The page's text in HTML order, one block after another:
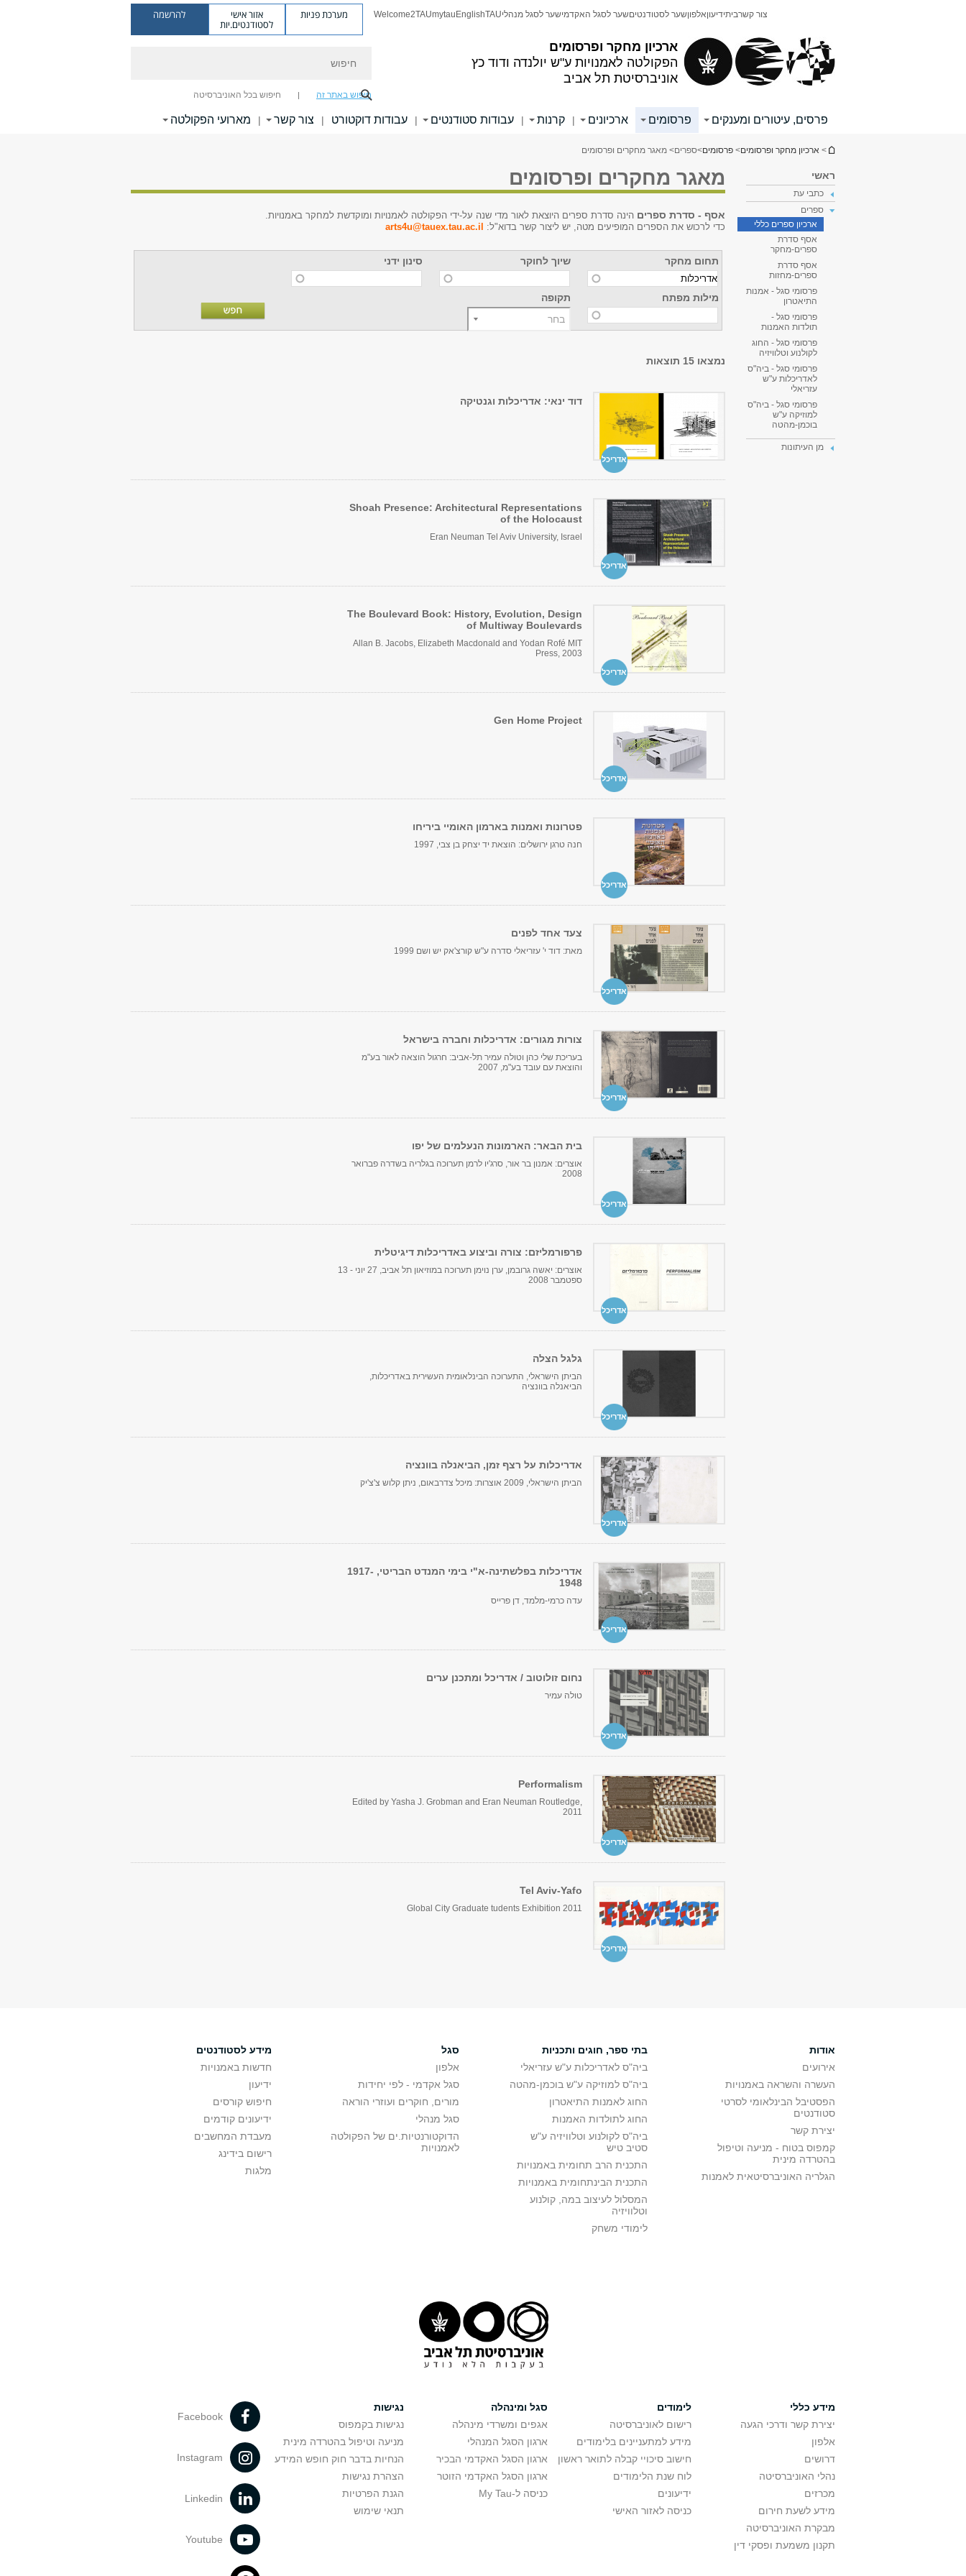
ארכיון מחקר ופרסומים
הפקולטה לאמנויות ע"ש יולנדה ודוד כץ
אוניברסיטת תל אביב
צור קשרביתידיעוןאלפוןשער לסטודנטיםשער לסגל האקדמישער לסגל מנהליTAU
English
mytau
Welcome2TAU מערכת פניות אזור אישי
לסטודנטים.יות
להרשמה
חיפוש באתר זה חיפוש בכל האוניברסיטה
פרסים, עיטורים ומענקים פרסומים ארכיונים | קרנות | עבודות סטודנטים | עבודות דוקטורט | צור קשר | מארועי הפקולטה
הינך נמצא כאן
> ארכיון מחקר ופרסומים> פרסומים>ספרים> מאגר מחקרים ופרסומים
ראשי
כתבי עת
ספרים
ארכיון ספרים כללי
אסף סדרת
ספרים-מחקר
אסף סדרת
ספרים-מחזות
פרסומי סגל - אמנות
התיאטרון
פרסומי סגל -
תולדות האמנות
פרסומי סגל - החוג
לקולנוע וטלוויזיה
פרסומי סגל - ביה"ס
לאדריכלות ע"ש
עזריאלי
פרסומי סגל - ביה"ס
למוזיקה ע"ש
בוכמן-מהטה
מן העיתונות
מאגר מחקרים ופרסומים
אסף - סדרת ספרים הינה סדרת ספרים היוצאת לאור מדי שנה על-ידי הפקולטה לאמנויות ומוקדשת למחקר באמנויות.
כדי לרכוש את הספרים המופיעים מטה, יש ליצור קשר בדוא"ל:
arts4u@tauex.tau.ac.il
תחום מחקר שיוך לחוקר סינון ידני
מילות מפתח
תקופה
בחר
נמצאו 15 תוצאות
אדריכל
דוד ינאי: אדריכלות וגנטיקה
אדריכל
Shoah Presence: Architectural Representations
of the Holocaust
Eran Neuman Tel Aviv University, Israel
אדריכל
The Boulevard Book: History, Evolution, Design
of Multiway Boulevards
Allan B. Jacobs, Elizabeth Macdonald and Yodan Rofé MIT
Press, 2003
אדריכל
Gen Home Project
אדריכל
פטרונות ואמנות בארמון האומיי ביריחו
חנה טרגן ירושלים: הוצאת יד יצחק בן צבי, 1997
אדריכל
צעד אחד לפנים
מאת: דוד י' עזריאלי סדרה ע"ש קורצ'אק יש ושם 1999
אדריכל
צורות מגורים: אדריכלות וחברה בישראל
בעריכת שלי כהן וטולה עמיר תל-אביב: חרגול הוצאה לאור בע"מ
והוצאת עם עובד בע"מ, 2007
אדריכל
בית הבאר: הארמונות הנעלמים של יפו
אוצרים: אמנון בר אור, סרג'יו לרמן תערוכה בגלריה בשדרה פברואר
2008
אדריכל
פרפורמליזם: צורה וביצוע באדריכלות דיגיטלית
אוצרים: יאשה גרובמן, ערן נוימן תערוכה במוזיאון תל אביב, 27 יוני - 13
ספטמבר 2008
אדריכל
גלגל הצלה
הביתן הישראלי, התערוכה הבינלאומית העשירית באדריכלות,
הביאנלה בוונציה
אדריכל
אדריכלות על רצף זמן, הביאנלה בוונציה
הביתן הישראלי, 2009 אוצרות: מיכל צדרבאום, ניתן קלוש צ'צ'יק
אדריכל
אדריכלות בפלשתינה-א"י בימי המנדט הבריטי, 1917-
1948
עדה כרמי-מלמד, דן פרייס
אדריכל
נחום זולוטוב / אדריכל ומתכנן ערים
טולה עמיר
אדריכל
Performalism
Edited by Yasha J. Grobman and Eran Neuman Routledge,
2011
אדריכל
Tel Aviv-Yafo
Global City Graduate tudents Exhibition 2011
אודות
אירועים
העשרה והשראה באמנויות
הפסטיבל הבינלאומי לסרטי
סטודנטים
יצירת קשר
קמפוס בטוח - מניעה וטיפול
בהטרדה מינית
הגלריה האוניברסיטאית לאמנות
בתי ספר, חוגים ותכניות
ביה"ס לאדריכלות ע"ש עזריאלי
ביה"ס למוזיקה ע"ש בוכמן-מהטה
החוג לאמנות התיאטרון
החוג לתולדות האמנות
ביה"ס לקולנוע וטלוויזיה ע"ש
סטיב טיש
התכנית הרב תחומית באמנויות
התכנית הבינתחומית באמנויות
המסלול לעיצוב במה, קולנוע
וטלוויזיה
לימודי משחק
סגל
אלפון
סגל אקדמי - לפי יחידות
מורים, חוקרים ועוזרי הוראה
סגל מנהלי
הדוקטורנטיות.ים של הפקולטה
לאמנויות
מידע לסטודנטים
חדשות באמנויות
ידיעון
חיפוש קורסים
ידיעונים קודמים
מעבדת המחשבים
רישום בידינג
מלגות
מידע כללי
יצירת קשר ודרכי הגעה
אלפון
דרושים
נהלי האוניברסיטה
מכרזים
מידע לשעת חירום
מבקרת האוניברסיטה
תקנון משמעת ופסקי דין
לימודים
רישום לאוניברסיטה
מידע למתעניינים בלימודים
חישוב סיכויי קבלה לתואר ראשון
לוח שנת הלימודים
ידיעונים
כניסה לאזור האישי
סגל ומינהלה
אגפים ומשרדי מינהלה
ארגון הסגל המנהלי
ארגון הסגל האקדמי הבכיר
ארגון הסגל האקדמי הזוטר
כניסה ל-My Tau
נגישות
נגישות בקמפוס
מניעה וטיפול בהטרדה מינית
הנחיות בדבר חוק חופש המידע
הצהרת נגישות
הגנת הפרטיות
תנאי שימוש
Facebook
Instagram
Linkedin
Youtube